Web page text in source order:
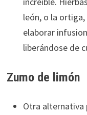
león, o la
elaborar
liberándose de
Zumo de limón
Otra alternativa